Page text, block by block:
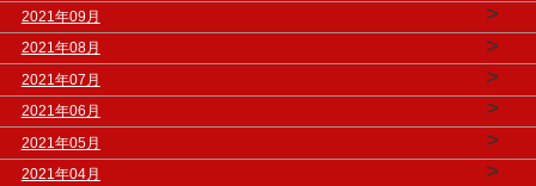
2021年09月 >
2021年08月 >
2021年07月 >
2021年06月 >
2021年05月 >
2021年04月 >